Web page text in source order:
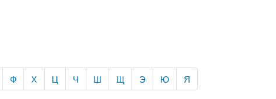
Ф Х Ц Ч Ш Щ Э Ю Я